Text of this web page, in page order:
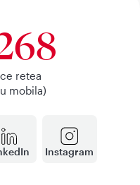
Instagram
retea
mobila)